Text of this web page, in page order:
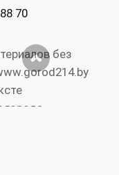
70
без
города